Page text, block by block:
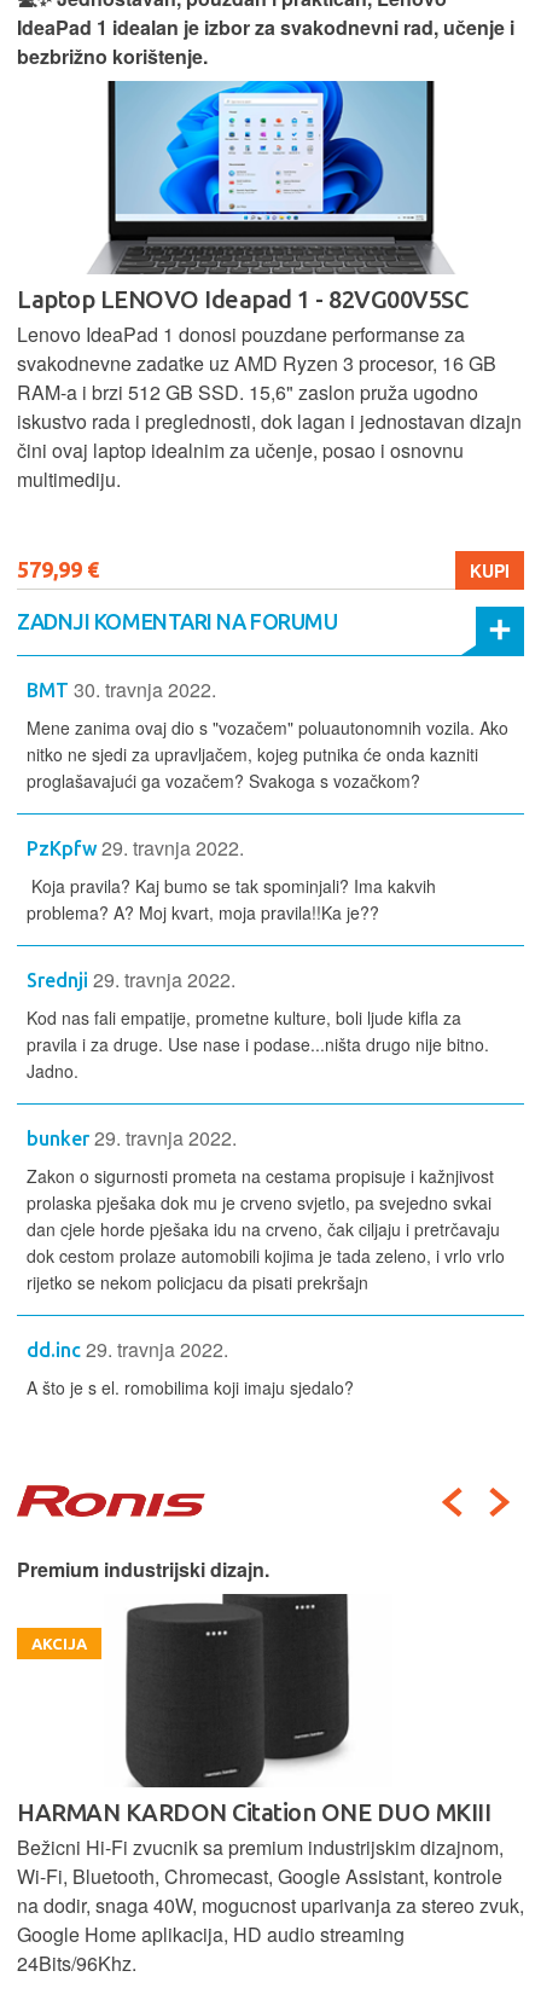
IdeaPad 1 idealan je izbor za svakodnevni rad, učenje i
bezbrižno korištenje.
Laptop LENOVO Ideapad 1 - 82VG00V5SC
Lenovo IdeaPad 1 donosi pouzdane performanse za
svakodnevne zadatke uz AMD Ryzen 3 procesor, 16 GB
RAM-a i brzi 512 GB SSD. 15,6" zaslon pruža ugodno
iskustvo rada i preglednosti, dok lagan i jednostavan dizajn
čini ovaj laptop idealnim za učenje, posao i osnovnu
multimediju.
579,99 € KUPI
ZADNJI KOMENTARI NA FORUMU
BMT 30. travnja 2022.
Mene zanima ovaj dio s "vozačem" poluautonomnih vozila. Ako
nitko ne sjedi za upravljačem, kojeg putnika će onda kazniti
proglašavajući ga vozačem? Svakoga s vozačkom?
PzKpfw 29. travnja 2022.
Koja pravila? Kaj bumo se tak spominjali? Ima kakvih
problema? A? Moj kvart, moja pravila!!Ka je??
Srednji 29. travnja 2022.
Kod nas fali empatije, prometne kulture, boli ljude kifla za
pravila i za druge. Use nase i podase...ništa drugo nije bitno.
Jadno.
bunker 29. travnja 2022.
Zakon o sigurnosti prometa na cestama propisuje i kažnjivost
prolaska pješaka dok mu je crveno svjetlo, pa svejedno svkai
dan cjele horde pješaka idu na crveno, čak ciljaju i pretrčavaju
dok cestom prolaze automobili kojima je tada zeleno, i vrlo vrlo
rijetko se nekom policjacu da pisati prekršajn
dd.inc 29. travnja 2022.
A što je s el. romobilima koji imaju sjedalo?
Premium industrijski dizajn.
AKCIJA
HARMAN KARDON Citation ONE DUO MKIII
Bežicni Hi-Fi zvucnik sa premium industrijskim dizajnom,
Wi-Fi, Bluetooth, Chromecast, Google Assistant, kontrole
na dodir, snaga 40W, mogucnost uparivanja za stereo zvuk,
Google Home aplikacija, HD audio streaming
24Bits/96Khz.